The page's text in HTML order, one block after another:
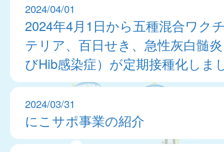
2024/04/01
2024年4月1日から五種混合ワク
テリア、百日せき、急性灰白髄
びHib感染症）が定期接種化しま
2024/03/31
にこサポ事業の紹介